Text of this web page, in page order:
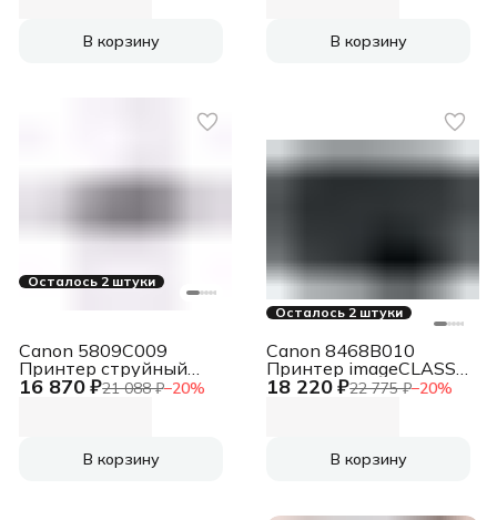
В корзину В корзину
Осталось 2 штуки
16 870 ₽21 088 ₽−20%
Canon 5809C009
Принтер струйный
Pixma G1430 , A4,
4800 dpi, USB
В корзину
Осталось 2 штуки
18 220 ₽22 775 ₽−20%
Canon 8468B010
Принтер imageCLASS
LBP6030B ч.б., A4,
В корзину